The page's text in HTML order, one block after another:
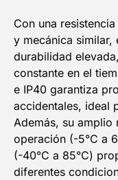
Con una
y mecánica similar,
durabilidad
constante en el
e IP40 garantiza
accidentales, ideal
Además, su amplio
operación (-5°C a
(-40°C a 85°C)
diferentes